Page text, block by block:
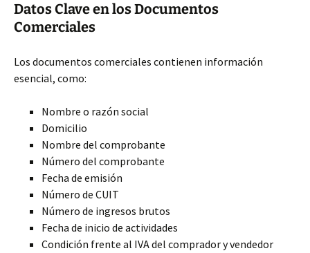
Datos Clave en los Documentos
Comerciales
Los documentos comerciales contienen información
esencial, como:
Nombre o razón social
Domicilio
Nombre del comprobante
Número del comprobante
Fecha de emisión
Número de CUIT
Número de ingresos brutos
Fecha de inicio de actividades
Condición frente al IVA del comprador y vendedor